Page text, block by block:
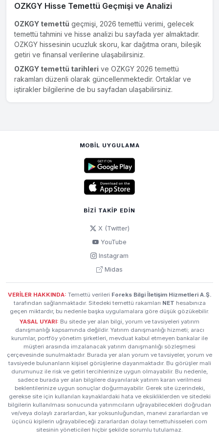
OZKGY Hisse Temettü Geçmişi ve Analizi
OZKGY temettü geçmişi, 2026 temettü verimi, gelecek
temettü tahmini ve hisse analizi bu sayfada yer almaktadır.
OZKGY hissesinin ucuzluk skoru, kar dağıtma oranı, bileşik
getiri ve finansal verilerine ulaşabilirsiniz.
OZKGY temettü tarihleri ve OZKGY 2026 temettü
rakamları düzenli olarak güncellenmektedir. Ortaklar ve
iştirakler bilgilerine de bu sayfadan ulaşabilirsiniz.
MOBIL UYGULAMA
BIZI TAKIP EDIN
X (Twitter)
YouTube
Instagram
Midas
VERİLER HAKKINDA: Temettü verileri Foreks Bilgi İletişim Hizmetleri A.Ş.
tarafından sağlanmaktadır. Sitedeki temettü rakamları NET hesabınıza
geçen miktardır, bu nedenle başka uygulamalara göre düşük gözükebilir.
YASAL UYARI: Bu sitede yer alan bilgi, yorum ve tavsiyeleri yatırım
danışmanlığı kapsamında değildir. Yatırım danışmanlığı hizmeti; aracı
kurumlar, portföy yönetim şirketleri, mevduat kabul etmeyen bankalar ile
müşteri arasında imzalanacak yatırım danışmanlığı sözleşmesi
çerçevesinde sunulmaktadır. Burada yer alan yorum ve tavsiyeler, yorum ve
tavsiyede bulunanların kişisel görüşlerine dayanmaktadır. Bu görüşler mali
durumunuz ile risk ve getiri tercihlerinize uygun olmayabilir. Bu nedenle,
sadece burada yer alan bilgilere dayanılarak yatırım kararı verilmesi
beklentilerinize uygun sonuçlar doğurmayabilir. Gerek site üzerindeki,
gerekse site için kullanılan kaynaklardaki hata ve eksikliklerden ve sitedeki
bilgilerin kullanılması sonucunda yatırımcıların uğrayabilecekleri doğrudan
ve/veya dolaylı zararlardan, kar yoksunluğundan, manevi zararlardan ve
üçüncü kişilerin uğrayabileceği zararlardan dolayı temettuhisseleri.com
sitesinin yöneticileri hiçbir şekilde sorumlu tutulamaz.